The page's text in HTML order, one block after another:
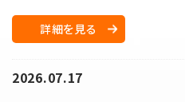
詳細を見る
2026.07.17